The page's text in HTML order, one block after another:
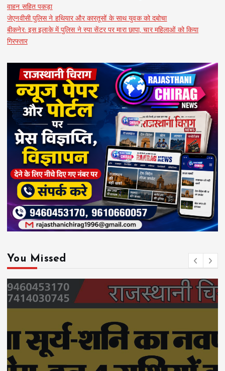
वाहन सहित पकड़ा
जेएनवीसी पुलिस ने हथियार और कारतूसों के साथ युवक को दबोचा
बीकनेर: इस इलाके में पुलिस ने स्पा सेंटर पर मारा छापा, चार महिलाओं को किया
गिरफ्तार
You Missed